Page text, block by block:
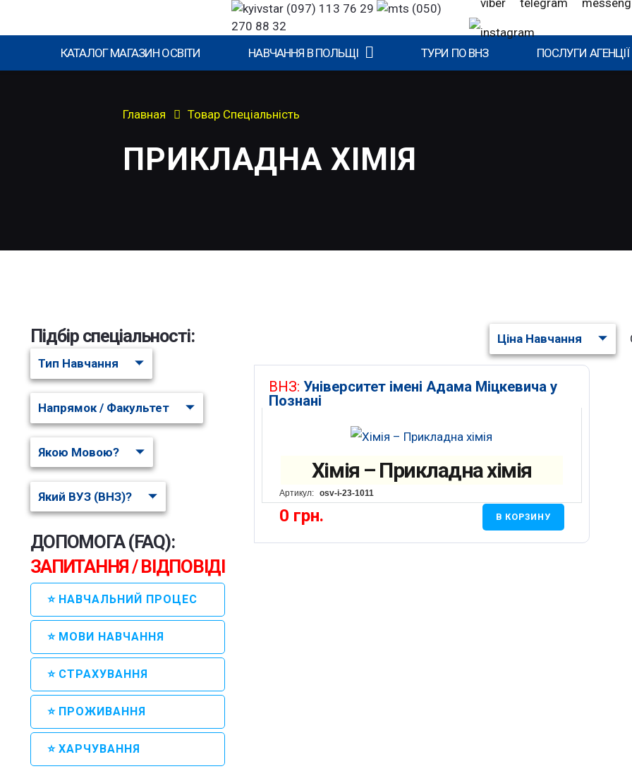
(097) 113 76 29
(050)
270 88 32
КАТАЛОГ МАГАЗИН ОСВІТИ
НАВЧАННЯ В ПОЛЬЩІ ТУРИ ПО ВНЗ ПОСЛУГИ АГЕНЦІЇ
Главная Товар Спеціальність
ПРИКЛАДНА ХІМІЯ
Підбір спеціальності:
Тип Навчання
Напрямок / Факультет
Якою Мовою?
Який ВУЗ (ВНЗ)?
ДОПОМОГА (FAQ):
ЗАПИТАННЯ / ВІДПОВІДІ
⭐ НАВЧАЛЬНИЙ ПРОЦЕС
⭐ МОВИ НАВЧАННЯ
⭐ СТРАХУВАННЯ
⭐ ПРОЖИВАННЯ
⭐ ХАРЧУВАННЯ
Ціна Навчання
ВНЗ: Університет імені Адама Міцкевича у
Познані
Хімія – Прикладна хімія
Артикул: osv-i-23-1011
0 грн. В КОРЗИНУ